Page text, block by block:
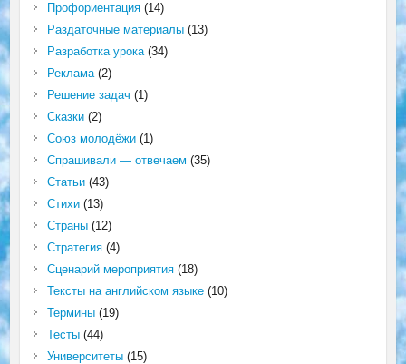
Профориентация(14)
Раздаточные материалы(13)
Разработка урока(34)
Реклама(2)
Решение задач (1)
Сказки(2)
Союз молодёжи(1)
Спрашивали — отвечаем (35)
Статьи(43)
Стихи(13)
Страны(12)
Стратегия(4)
Сценарий мероприятия(18)
Тексты на английском языке(10)
Термины(19)
Тесты(44)
Университеты(15)